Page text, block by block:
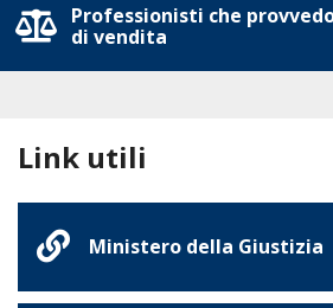
Professionisti che
di vendita
Link utili
Ministero della Giustizia